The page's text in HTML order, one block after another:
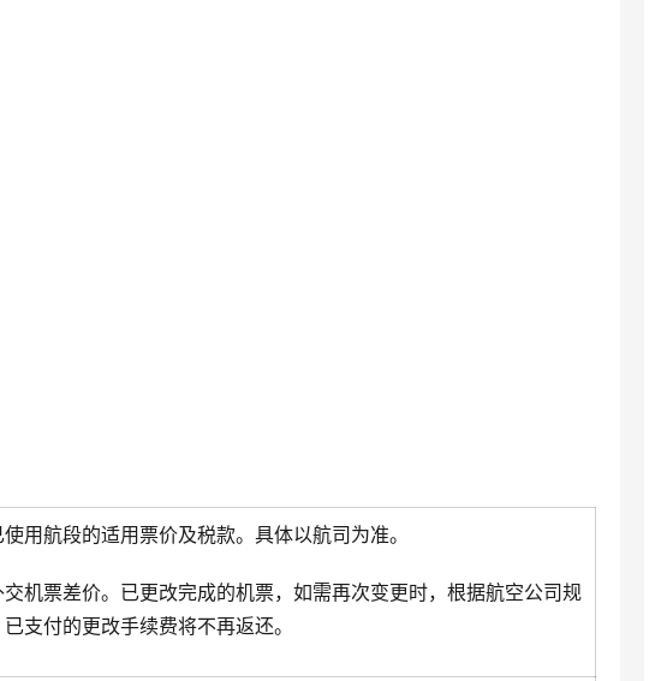
用航段的适用票价及税款。具体以航司为准。
机票差价。已更改完成的机票，如需再次变更时，根据航空公司规
支付的更改手续费将不再返还。